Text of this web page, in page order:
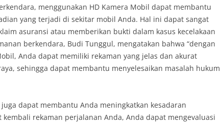
menggunakan HD Kamera Mobil dapat membantu
yang terjadi di sekitar mobil Anda. Hal ini dapat sangat
asuransi atau memberikan bukti dalam kasus kecelakaan
berkendara, Budi Tunggul, mengatakan bahwa “dengan
Anda dapat memiliki rekaman yang jelas dan akurat
sehingga dapat membantu menyelesaikan masalah hukum
dapat membantu Anda meningkatkan kesadaran
rekaman perjalanan Anda, Anda dapat mengevaluasi